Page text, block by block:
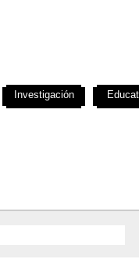
Investigación